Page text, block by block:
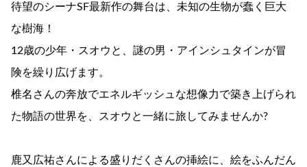
待望のシーナSF最新作の舞台は、未知の生物が蠢く巨大
な樹海！
12歳の少年・スオウと、謎の男・アインシュタインが冒
険を繰り広げます。
椎名さんの奔放でエネルギッシュな想像力で築き上げられ
た物語の世界を、スオウと一緒に旅してみませんか?
鹿又広祐さんによる盛りだくさんの挿絵に、絵をふんだん